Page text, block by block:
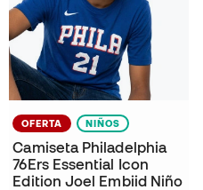
OFERTA NIÑOS
Camiseta Philadelphia
76Ers Essential Icon
Edition Joel Embiid Niño